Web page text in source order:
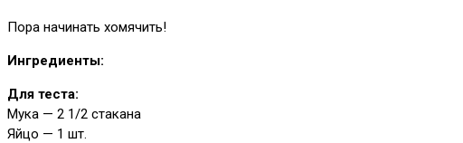
Пора начинать хомячить!
Ингредиенты:
Для теста:
Мука — 2 1/2 стакана
Яйцо — 1 шт.